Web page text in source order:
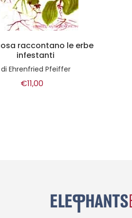
molto pratico di
biodinamica
diIvo Bertaina
€30,00